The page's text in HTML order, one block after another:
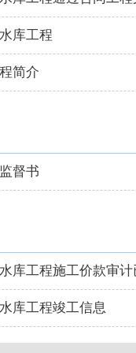
库工程
简介
督书
库工程施工价款审
库工程竣工信息